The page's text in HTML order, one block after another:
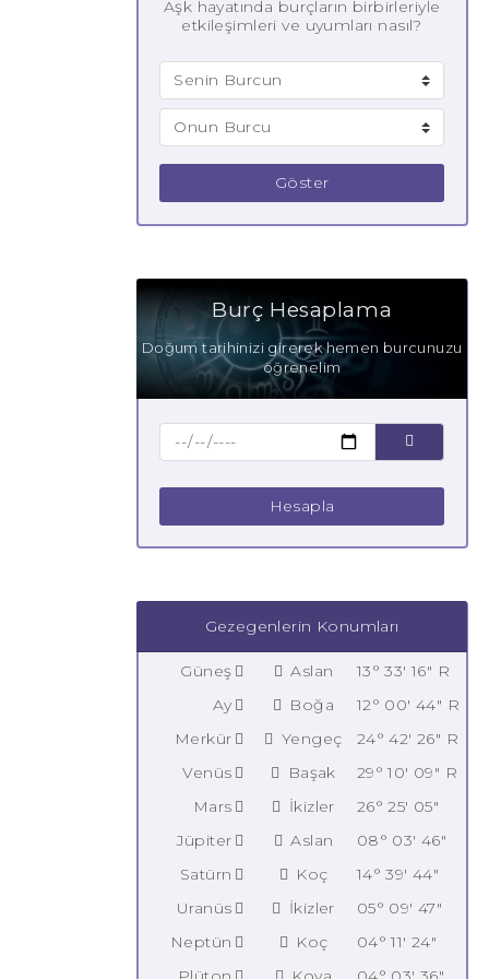
Aşk hayatında burçların birbirleriyle
etkileşimleri ve uyumları nasıl?
Göster
Burç Hesaplama
Doğum tarihinizi girerek hemen burcunuzu
öğrenelim
Hesapla
Gezegenlerin Konumları
Güneş Aslan
13° 33' 16" R
Ay
Boğa
12° 00' 44" R
Merkür
Yengeç
24° 42' 26" R
Venüs
Başak
29° 10' 09" R
Mars
İkizler
26° 25' 05"
Jüpiter
Aslan
08° 03' 46"
Satürn
Koç
14° 39' 44"
Uranüs
İkizler
05° 09' 47"
Neptün
Koç
04° 11' 24"